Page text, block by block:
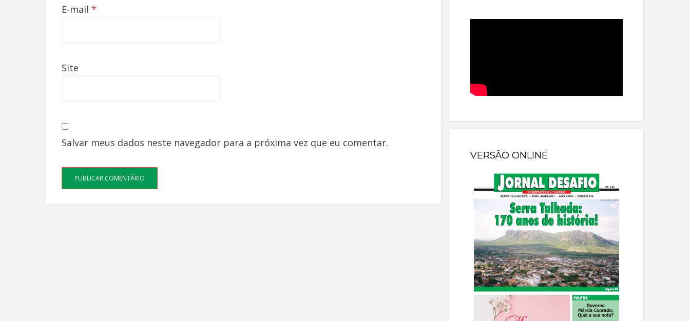
E-mail *
Site
Salvar meus dados neste navegador para a próxima vez que eu comentar.
VERSÃO ONLINE